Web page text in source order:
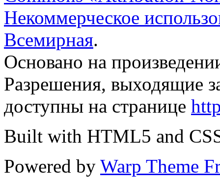
Некоммерческое
Всемирная.
Основано на
Разрешения, выходящие
доступны на странице
Built with HTML5 and
Powered by Warp Theme